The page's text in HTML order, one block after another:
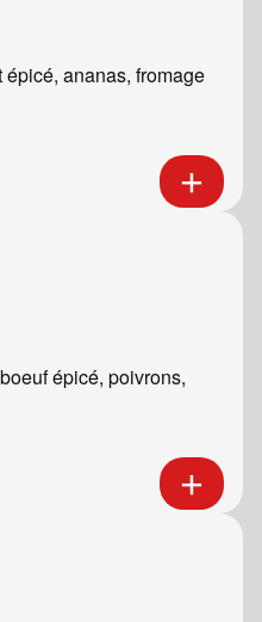
ananas, fromage
épicé, poivrons,